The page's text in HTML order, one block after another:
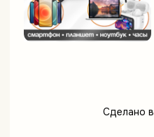
Сделано в